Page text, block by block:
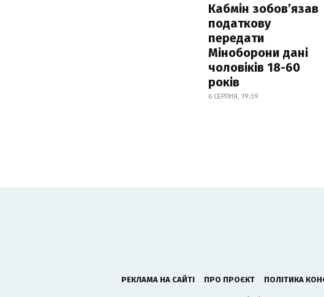
Кабмін зобовʼязав
податкову
передати
Міноборони дані
чоловіків 18-60
років
6 СЕРПНЯ, 19:39
РЕКЛАМА НА САЙТІ ПРО ПРОЄКТ ПОЛІТИКА